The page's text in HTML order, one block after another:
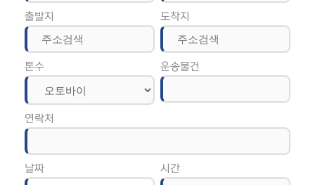
출발지 도착지
톤수 운송물건
연락처
날짜 시간